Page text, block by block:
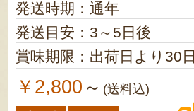
発送時期：通年
発送目安：3～5日後
賞味期限：出荷日より30日
￥2,800 ～ (送料込)